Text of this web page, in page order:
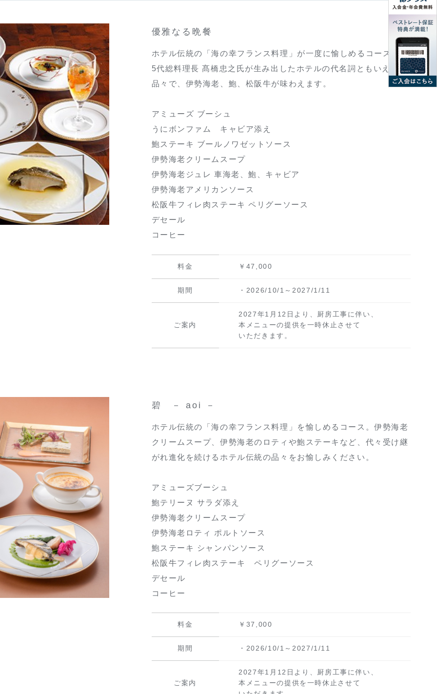
優雅なる晩餐
ホテル伝統の「海の幸フランス料理」が一度に愉しめるコース。第
5代総料理長 髙橋忠之氏が生み出したホテルの代名詞ともいえる
品々で、伊勢海老、鮑、松阪牛が味わえます。
アミューズ ブーシュ
うにボンファム キャビア添え
鮑ステーキ ブールノワゼットソース
伊勢海老クリームスープ
伊勢海老ジュレ 車海老、鮑、キャビア
伊勢海老アメリカンソース
松阪牛フィレ肉ステーキ ペリグーソース
デセール
コーヒー
料金 ￥47,000
期間 ・2026/10/1～2027/1/11
ご案内
2027年1月12日より、厨房工事に伴い、
本メニューの提供を一時休止させて
いただきます。
碧 － aoi －
ホテル伝統の「海の幸フランス料理」を愉しめるコース。伊勢海老
クリームスープ、伊勢海老のロティや鮑ステーキなど、代々受け継
がれ進化を続けるホテル伝統の品々をお愉しみください。
アミューズブーシュ
鮑テリーヌ サラダ添え
伊勢海老クリームスープ
伊勢海老ロティ ポルトソース
鮑ステーキ シャンパンソース
松阪牛フィレ肉ステーキ ペリグーソース
デセール
コーヒー
料金 ￥37,000
期間 ・2026/10/1～2027/1/11
ご案内
2027年1月12日より、厨房工事に伴い、
本メニューの提供を一時休止させて